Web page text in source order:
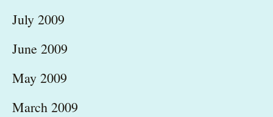
July 2009
June 2009
May 2009
March 2009